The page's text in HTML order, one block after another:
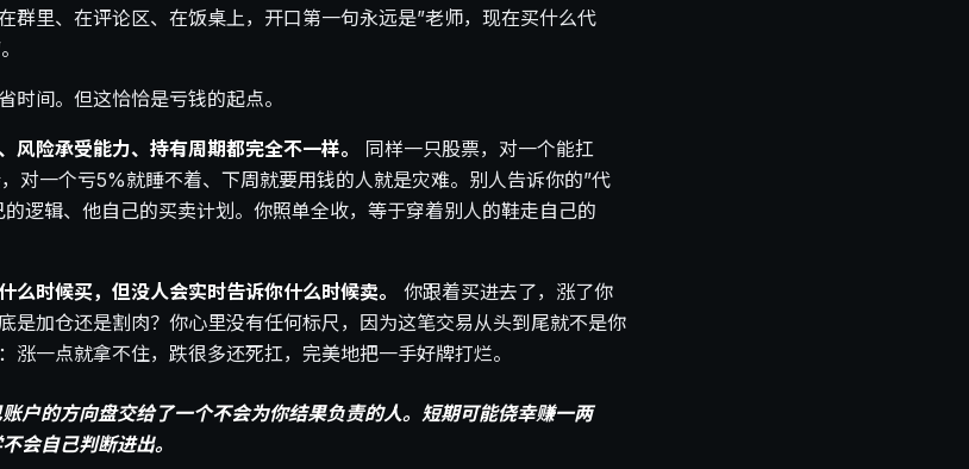
群里、在评论区、在饭桌上，开口第一句永远是”老师，现在买什么代
时间。但这恰恰是亏钱的起点。
风险承受能力、持有周期都完全不一样。
同样一只股票，对一个能扛
对一个亏5%就睡不着、下周就要用钱的人就是灾难。别人告诉你的”代
逻辑、他自己的买卖计划。你照单全收，等于穿着别人的鞋走自己的
么时候买，但没人会实时告诉你什么时候卖。
你跟着买进去了，涨了你
是加仓还是割肉？你心里没有任何标尺，因为这笔交易从头到尾就不是你
涨一点就拿不住，跌很多还死扛，完美地把一手好牌打烂。
户的方向盘交给了一个不会为你结果负责的人。短期可能侥幸赚一两
会自己判断进出。